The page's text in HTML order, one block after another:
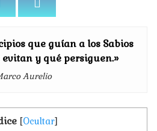
que guían a los Sabios
y qué persiguen.»
Aurelio
[Ocultar]